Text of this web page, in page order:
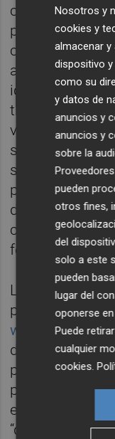
cerca de 20
próxima edición
contará con un
ayudarán, entre
idea de
través del
viabilidad, a
su
sobre el
planificación
diseñar la
clientes de una
formación en
Las ideas de
presentar a
detallado
proyectos se
por parte de
“que
Nosotros y
cookies y
almacenar
dispositivo
como su
y datos de
anuncios y
anuncios y
sobre la
pueden
otros fines,
del
solo a este
pueden
lugar del
oponerse
Puede
cualquier
cookies .